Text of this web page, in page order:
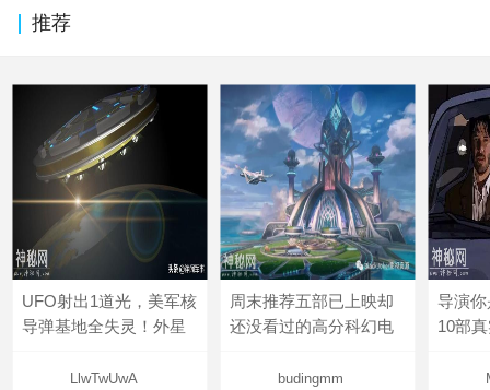
推荐
UFO射出1道光，美军核
导弹基地全失灵！外星
LlwTwUwA
周末推荐五部已上映却
还没看过的高分科幻电
budingmm
导演
10部